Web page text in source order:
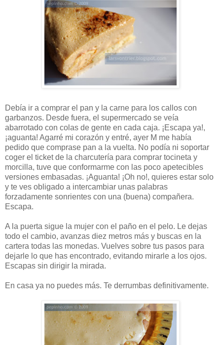
Debía ir a comprar el pan y la carne para los callos con
garbanzos. Desde fuera, el supermercado se veía
abarrotado con colas de gente en cada caja. ¡Escapa ya!,
¡aguanta! Agarré mi corazón y entré, ayer M me había
pedido que comprase pan a la vuelta. No podía ni soportar
coger el ticket de la charcutería para comprar tocineta y
morcilla, tuve que conformarme con las poco apetecibles
versiones embasadas. ¡Aguanta! ¡Oh no!, quieres estar solo
y te ves obligado a intercambiar unas palabras
forzadamente sonrientes con una (buena) compañera.
Escapa.
A la puerta sigue la mujer con el paño en el pelo. Le dejas
todo el cambio, avanzas diez metros más y buscas en la
cartera todas las monedas. Vuelves sobre tus pasos para
dejarle lo que has encontrado, evitando mirarle a los ojos.
Escapas sin dirigir la mirada.
En casa ya no puedes más. Te derrumbas definitivamente.